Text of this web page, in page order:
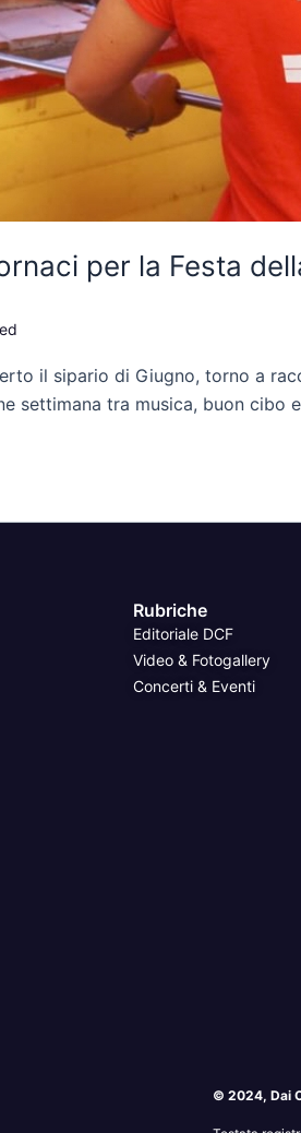
per la Festa
il sipario di Giugno, torno a
settimana tra musica, buon
Rubriche
Editoriale DCF
Video & Fotogallery
Concerti & Eventi
© 2024, Dai